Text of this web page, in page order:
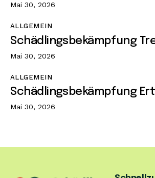
Mai 30, 2026
ALLGEMEIN
Schädlingsbekämpfung
Mai 30, 2026
ALLGEMEIN
Schädlingsbekämpfung
Mai 30, 2026